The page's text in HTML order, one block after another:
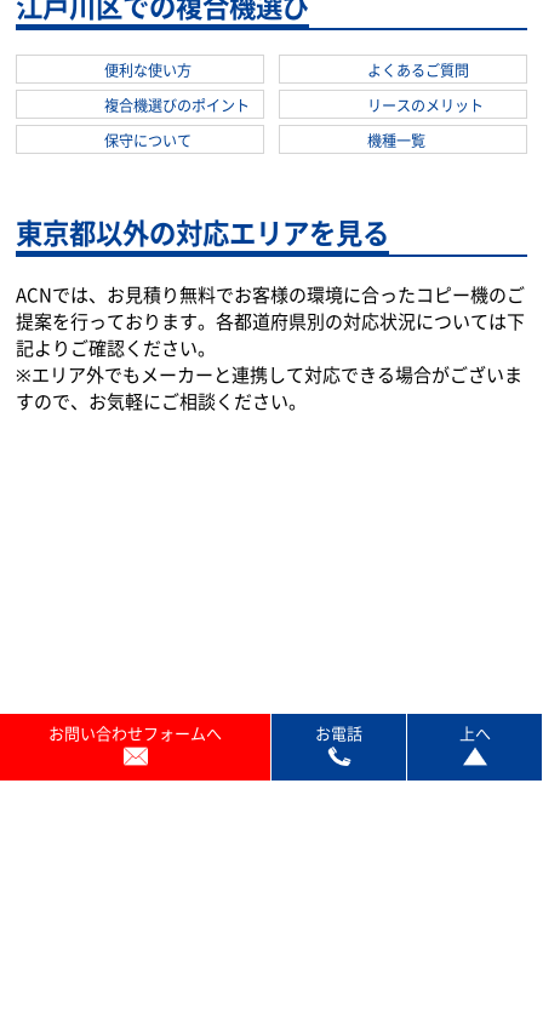
便利な使い方
よくあるご質問
複合機選びのポイント
リースのメリット
保守について
機種一覧
東京都以外の対応エリアを見る
ACNでは、お見積り無料でお客様の環境に合ったコピー機のご
提案を行っております。各都道府県別の対応状況については下
記よりご確認ください。
※エリア外でもメーカーと連携して対応できる場合がございま
すので、お気軽にご相談ください。
お問い合わせフォームへ お電話 上へ